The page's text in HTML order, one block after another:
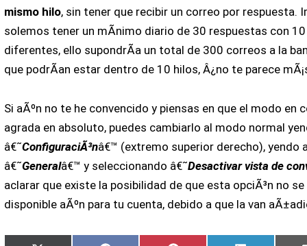
mismo hilo, sin tener que recibir un correo por respuesta.
solemos tener un mÃ­nimo diario de 30 respuestas con
diferentes, ello supondrÃ­a un total de 300 correos a la
que podrÃ­an estar dentro de 10 hilos, Â¿no te parece
Si aÃºn no te he convencido y piensas en que el modo en
agrada en absoluto, puedes cambiarlo al modo normal
â€˜ConfiguraciÃ³nâ€™ (extremo superior derecho), yendo
â€˜Generalâ€™ y seleccionando â€˜Desactivar vista de
aclarar que existe la posibilidad de que esta opciÃ³n no
disponible aÃºn para tu cuenta, debido a que la van